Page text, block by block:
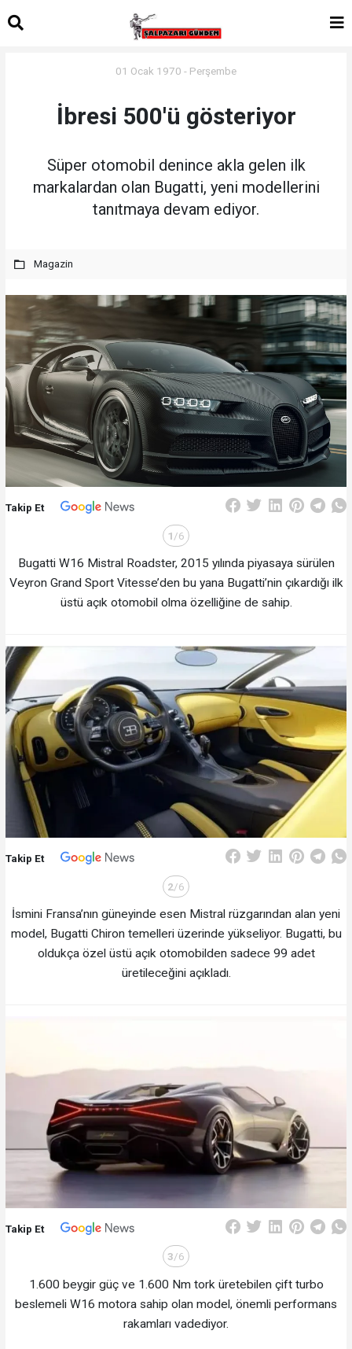
01 Ocak 1970 - Perşembe
İbresi 500'ü gösteriyor
Süper otomobil denince akla gelen ilk
markalardan olan Bugatti, yeni modellerini
tanıtmaya devam ediyor.
Magazin
Takip Et
1/6
Bugatti W16 Mistral Roadster, 2015 yılında piyasaya sürülen
Veyron Grand Sport Vitesse’den bu yana Bugatti’nin çıkardığı ilk
üstü açık otomobil olma özelliğine de sahip.
Takip Et
2/6
İsmini Fransa’nın güneyinde esen Mistral rüzgarından alan yeni
model, Bugatti Chiron temelleri üzerinde yükseliyor. Bugatti, bu
oldukça özel üstü açık otomobilden sadece 99 adet
üretileceğini açıkladı.
Takip Et
3/6
1.600 beygir güç ve 1.600 Nm tork üretebilen çift turbo
beslemeli W16 motora sahip olan model, önemli performans
rakamları vadediyor.